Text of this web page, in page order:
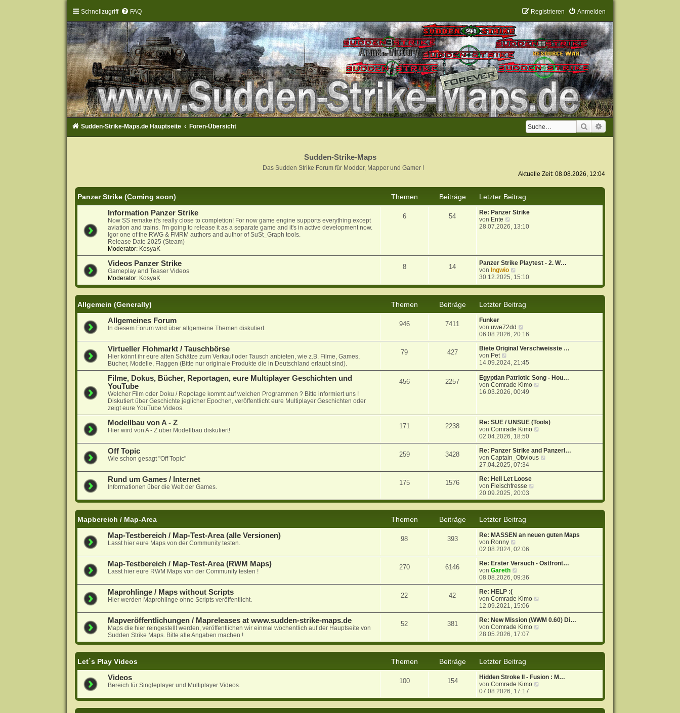
Schnellzugriff FAQ Anmelden
Registrieren
Suche
Sudden-Strike-Maps.de Hauptseite Foren-Übersicht
Sudden-Strike-Maps
Das Sudden Strike Forum für Modder, Mapper und Gamer !
Aktuelle Zeit: 08.08.2026, 12:04
Panzer Strike (Coming soon) Themen Beiträge
Letzter Beitrag
Information Panzer Strike
Now SS remake it's really close to completion! For now game engine supports everything except
aviation and trains. I'm going to release it as a separate game and it's in active development now.
Igor one of the RWG & FMRM authors and author of SuSt_Graph tools.
Release Date 2025 (Steam)
Moderator: KosyaK
6 54
Re: Panzer Strike
von Ente
e
t
e
r
B
i
t
r
28.07.2026, 13:10
Videos Panzer Strike
Gameplay and Teaser Videos
Moderator: KosyaK
8 14
Panzer Strike Playtest - 2. W…
von Ingwio
e
u
t
e
B
e
i
t
a
g
30.12.2025, 15:10
Allgemein (Generally) Themen Beiträge
Letzter Beitrag
Allgemeines Forum
In diesem Forum wird über allgemeine Themen diskutiert.
946 7411
Funker
vonuwe72dd
e
u
e
t
e
r
B
e
a
g
06.08.2026, 20:16
Virtueller Flohmarkt / Tauschbörse
Hier könnt ihr eure alten Schätze zum Verkauf oder Tausch anbieten, wie z.B. Filme, Games,
Bücher, Modelle, Flaggen (Bitte nur originale Produkte die in Deutschland erlaubt sind).
79 427
Biete Original Verschweisste …
von Pet
e
u
e
s
t
e
i
t
r
g
14.09.2024, 21:45
Filme, Dokus, Bücher, Reportagen, eure Multiplayer Geschichten und
YouTube
Welcher Film oder Doku / Repotage kommt auf welchen Programmen ? Bitte informiert uns !
Diskutiert über Geschichte jeglicher Epochen, veröffentlicht eure Multiplayer Geschichten oder
zeigt eure YouTube Videos.
456 2257
Egyptian Patriotic Song - Hou…
vonComrade Kimo
t
e
i
16.03.2026, 00:49
Modellbau von A - Z
Hier wird von A - Z über Modellbau diskutiert!
171 2238
Re: SUE / UNSUE (Tools)
vonComrade Kimo
u
e
s
e
i
g
02.04.2026, 18:50
Off Topic
Wie schon gesagt "Off Topic"
259 3428
Re: Panzer Strike and Panzerl…
vonCaptain_Obvious
u
e
i
t
g
27.04.2025, 07:34
Rund um Games / Internet
Informationen über die Welt der Games.
175 1576
Re: Hell Let Loose
von Fleischfresse
u
e
r
i
t
g
20.09.2025, 20:03
Mapbereich / Map-Area Themen Beiträge
Letzter Beitrag
Map-Testbereich / Map-Test-Area (alle Versionen)
Lasst hier eure Maps von der Community testen.
98 393
Re: MASSEN an neuen guten Maps
von Ronny
e
u
e
t
e
B
e
i
t
a
g
02.08.2024, 02:06
Map-Testbereich / Map-Test-Area (RWM Maps)
Lasst hier eure RWM Maps von der Community testen !
270 6146
Re: Erster Versuch - Ostfront…
vonGareth
e
u
s
t
e
r
B
e
i
a
g
08.08.2026, 09:36
Maprohlinge / Maps without Scripts
Hier werden Maprohlinge ohne Scripts veröffentlicht.
22 42
Re: HELP :(
vonComrade Kimo
u
e
e
i
t
g
12.09.2021, 15:06
Mapveröffentlichungen / Mapreleases at www.sudden-strike-maps.de
Maps die hier reingestellt werden, veröffentlichen wir einmal wöchentlich auf der Hauptseite von
Sudden Strike Maps. Bitte alle Angaben machen !
52 381
Re: New Mission (WWM 0.60) Di…
vonComrade Kimo
u
e
r
i
28.05.2026, 17:07
Let´s Play Videos Themen Beiträge
Letzter Beitrag
Videos
Bereich für Singleplayer und Multiplayer Videos.
100 154
Hidden Stroke II - Fusion : M…
vonComrade Kimo
u
07.08.2026, 17:17